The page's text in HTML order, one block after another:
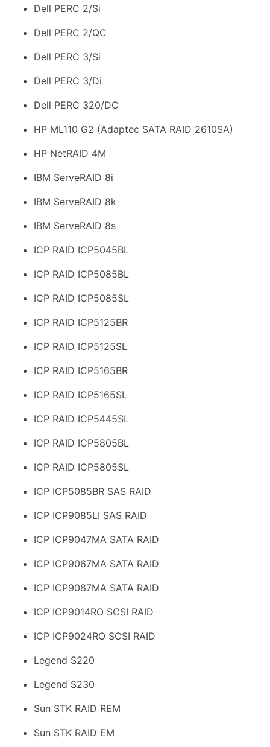
Dell PERC 2/Si
Dell PERC 2/QC
Dell PERC 3/Si
Dell PERC 3/Di
Dell PERC 320/DC
HP ML110 G2 (Adaptec SATA RAID 2610SA)
HP NetRAID 4M
IBM ServeRAID 8i
IBM ServeRAID 8k
IBM ServeRAID 8s
ICP RAID ICP5045BL
ICP RAID ICP5085BL
ICP RAID ICP5085SL
ICP RAID ICP5125BR
ICP RAID ICP5125SL
ICP RAID ICP5165BR
ICP RAID ICP5165SL
ICP RAID ICP5445SL
ICP RAID ICP5805BL
ICP RAID ICP5805SL
ICP ICP5085BR SAS RAID
ICP ICP9085LI SAS RAID
ICP ICP9047MA SATA RAID
ICP ICP9067MA SATA RAID
ICP ICP9087MA SATA RAID
ICP ICP9014RO SCSI RAID
ICP ICP9024RO SCSI RAID
Legend S220
Legend S230
Sun STK RAID REM
Sun STK RAID EM